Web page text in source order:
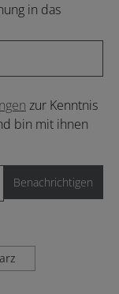
in das
zur Kenntnis
bin mit ihnen
Benachrichtigen